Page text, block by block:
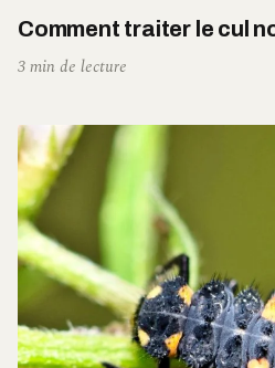
Comment traiter le cul
3 min de lecture